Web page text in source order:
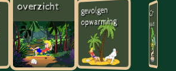
overzicht gevolgen
opwarming
CO2 en
planten